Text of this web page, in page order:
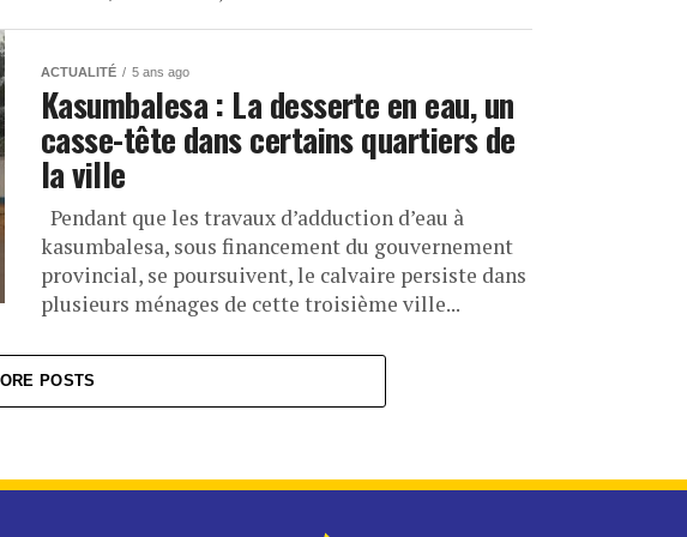
ACTUALITÉ 5 ans ago
Kasumbalesa : La desserte en eau, un
casse-tête dans certains quartiers de
la ville
Pendant que les travaux d’adduction d’eau à
kasumbalesa, sous financement du gouvernement
provincial, se poursuivent, le calvaire persiste dans
plusieurs ménages de cette troisième ville...
POSTS